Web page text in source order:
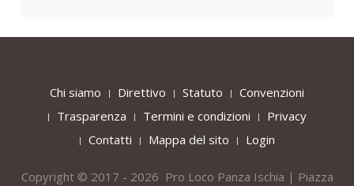
Chi siamo Direttivo Statuto
Convenzioni
Trasparenza
Termini e condizioni
Privacy
Contatti
Mappa del sito Login
Copyright © 2017 - 2026 Pro Loco Panza Ischia | Piazza